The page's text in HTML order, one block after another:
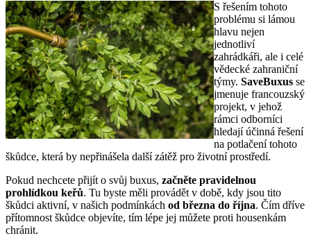
S řešením tohoto
problému si lámou
hlavu nejen
jednotliví
zahrádkáři, ale i celé
vědecké zahraniční
týmy. SaveBuxus se
jmenuje francouzský
projekt, v jehož
rámci odborníci
hledají účinná řešení
na potlačení tohoto
škůdce, která by nepřinášela další zátěž pro životní prostředí.
Pokud nechcete přijít o svůj buxus, začněte pravidelnou
prohlídkou keřů. Tu byste měli provádět v době, kdy jsou tito
škůdci aktivní, v našich podmínkách od března do října. Čím dříve
přítomnost škůdce objevíte, tím lépe jej můžete proti housenkám
chránit.